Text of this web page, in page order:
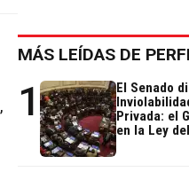
MÁS LEÍDAS DE
1
El Senado
Privada: el
en la Ley